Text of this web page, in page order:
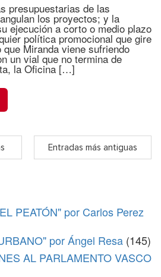
presupuestarias de las
los proyectos; y la
ejecución a corto o medio plazo
política promocional que gire
Miranda viene sufriendo
un vial que no termina de
la Oficina […]
Entradas más antiguas
PEATÓN" por Carlos Perez
por Ángel Resa (145)
AL PARLAMENTO VASCO